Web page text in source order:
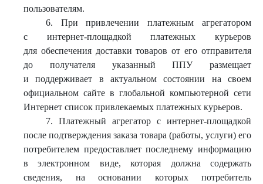
пользователям.
6. При привлечении платежным агрегатором
с интернет-площадкой платежных курьеров
для обеспечения доставки товаров от его отправителя
до получателя указанный ППУ размещает
и поддерживает в актуальном состоянии на своем
официальном сайте в глобальной компьютерной сети
Интернет список привлекаемых платежных курьеров.
7. Платежный агрегатор с интернет-площадкой
после подтверждения заказа товара (работы, услуги) его
потребителем предоставляет последнему информацию
в электронном виде, которая должна содержать
сведения, на основании которых потребитель